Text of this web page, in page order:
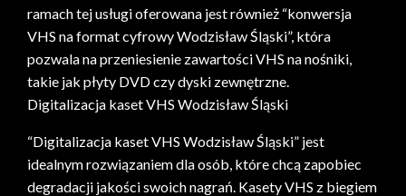
ramach tej usługi oferowana jest również “konwersja
VHS na format cyfrowy Wodzisław Śląski”, która
pozwala na przeniesienie zawartości VHS na nośniki,
takie jak płyty DVD czy dyski zewnętrzne.
Digitalizacja kaset VHS Wodzisław Śląski
“Digitalizacja kaset VHS Wodzisław Śląski” jest
idealnym rozwiązaniem dla osób, które chcą zapobiec
degradacji jakości swoich nagrań. Kasety VHS z biegiem